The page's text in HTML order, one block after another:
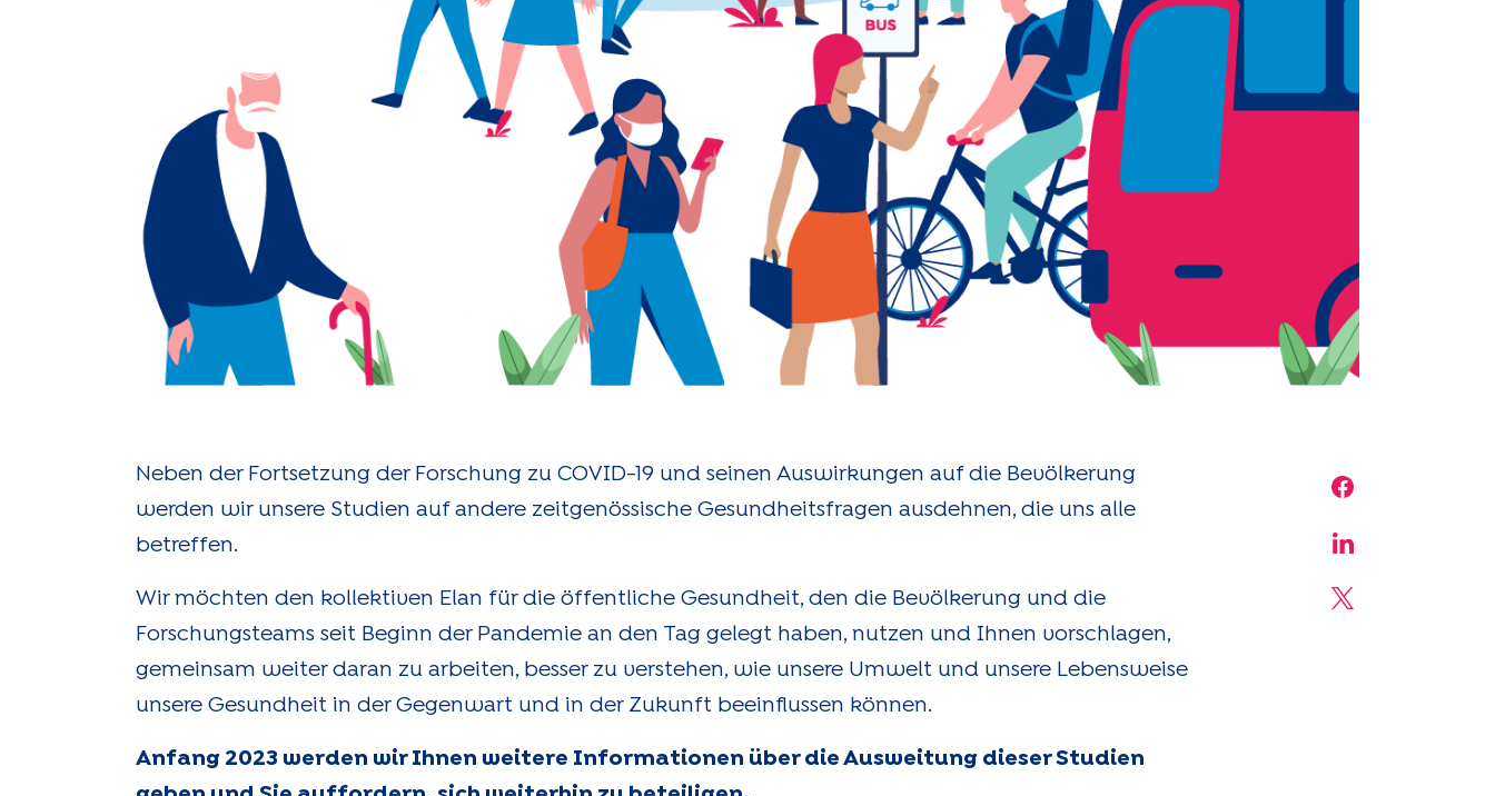
Share on
Share on
Share on X
Neben der Fortsetzung der Forschung zu COVID-19 und seinen Auswirkungen auf die Bevölkerung
werden wir unsere Studien auf andere zeitgenössische Gesundheitsfragen ausdehnen, die uns alle
betreffen.
Wir möchten den kollektiven Elan für die öffentliche Gesundheit, den die Bevölkerung und die
Forschungsteams seit Beginn der Pandemie an den Tag gelegt haben, nutzen und Ihnen vorschlagen,
gemeinsam weiter daran zu arbeiten, besser zu verstehen, wie unsere Umwelt und unsere Lebensweise
unsere Gesundheit in der Gegenwart und in der Zukunft beeinflussen können.
Anfang 2023 werden wir Ihnen weitere Informationen über die Ausweitung dieser Studien